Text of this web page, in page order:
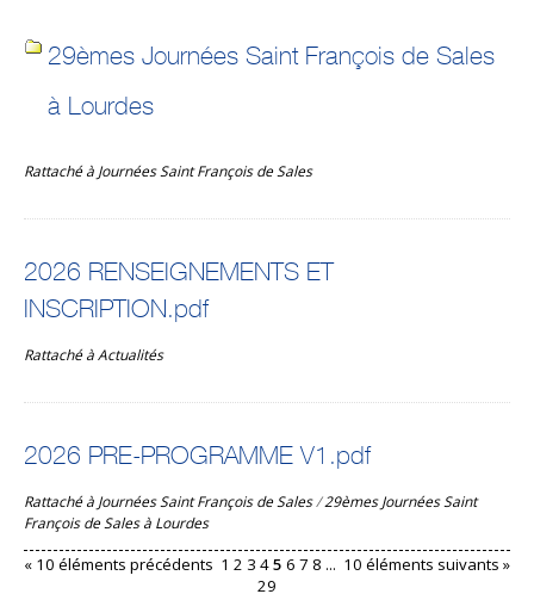
29èmes Journées Saint François de Sales
à Lourdes
Rattaché à Journées Saint François de Sales
2026 RENSEIGNEMENTS ET
INSCRIPTION.pdf
Rattaché àActualités
2026 PRE-PROGRAMME V1.pdf
Rattaché à Journées Saint François de Sales/29èmes Journées Saint
François de Sales à Lourdes
« 10 éléments précédents 10 éléments suivants »
1 2 3 45 6 7 8 ...
29